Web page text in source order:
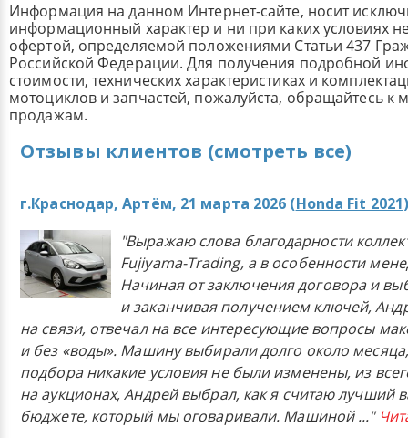
Информация на данном Интернет-сайте, носит
информационный характер и ни при каких условиях
офертой, определяемой положениями Статьи 437
Российской Федерации. Для получения подробной
стоимости, технических характеристиках и
мотоциклов и запчастей, пожалуйста, обращайтесь к
продажам.
Отзывы клиентов (смотреть все)
г.Краснодар, Артём, 21 марта 2026 (Honda Fit 2021
"Выражаю слова благодарности
Fujiyama-Trading, а в особенности
Начиная от заключения договора и
и заканчивая получением ключей,
на связи, отвечал на все интересующие вопросы
и без «воды». Машину выбирали долго около
подбора никакие условия не были изменены, из
на аукционах, Андрей выбрал, как я считаю лучший
бюджете, который мы оговаривали. Машиной..."